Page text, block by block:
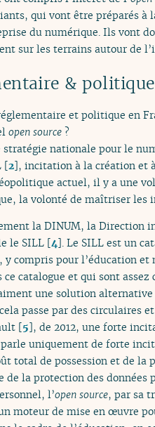
qui vont être préparés à
du numérique. Ils vont
sur les terrains autour de
&
et politique en
open source ?
stratégie nationale pour le
[2], incitation à la création et
actuel, il y a une
la volonté de maîtriser les
la DINUM, la Direction
le SILL [4]. Le SILL est un
compris pour l’éducation et
catalogue et qui sont
une solution alternative
passe par des circulaires
[5], de 2012, une forte
parle uniquement de forte
total de possession et de
de la protection des
l’open source, par sa
moteur de mise en œuvre